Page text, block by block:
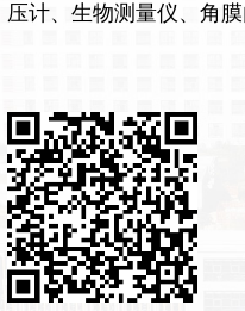
压计、生物测量仪、角